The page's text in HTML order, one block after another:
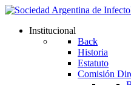
Institucional
Back
Historia
Estatuto
Comisión